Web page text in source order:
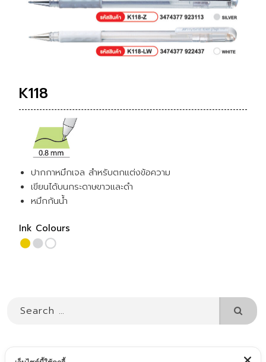
K118
ปากกาหมึกเจล สำหรับตกแต่งข้อความ
เขียนได้บนกระดาษขาวและดำ
หมึกกันน้ำ
Ink Colours
for: